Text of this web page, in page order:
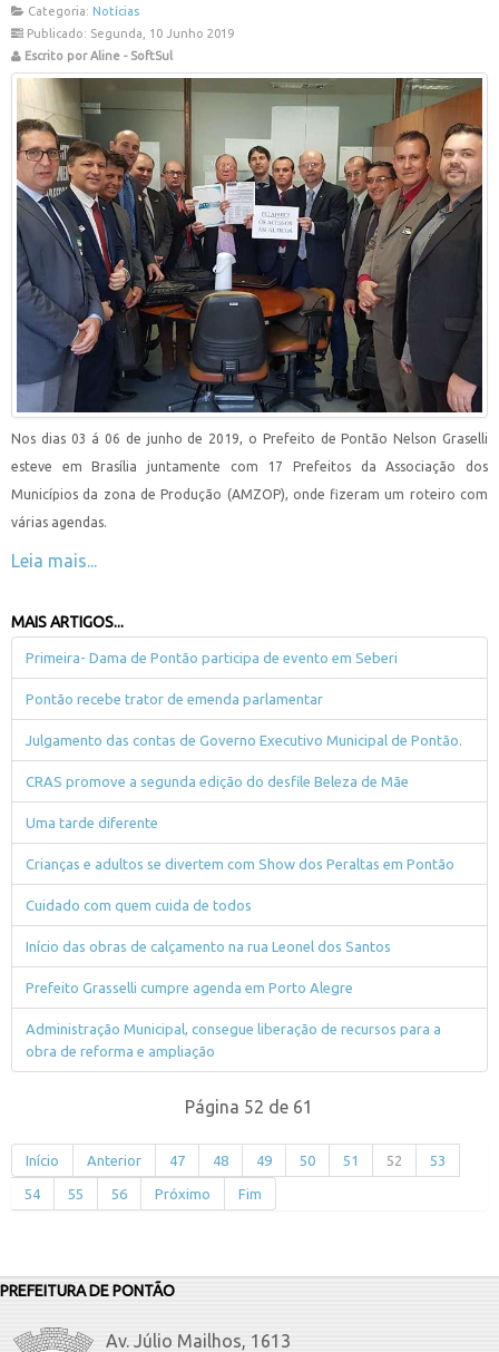
Categoria: Notícias
Publicado: Segunda, 10 Junho 2019
Escrito por Aline - SoftSul
Nos dias 03 á 06 de junho de 2019, o Prefeito de Pontão Nelson Graselli
esteve em Brasília juntamente com 17 Prefeitos da Associação dos
Municípios da zona de Produção (AMZOP), onde fizeram um roteiro com
várias agendas.
Leia mais...
MAIS ARTIGOS...
Primeira- Dama de Pontão participa de evento em Seberi
Pontão recebe trator de emenda parlamentar
Julgamento das contas de Governo Executivo Municipal de Pontão.
CRAS promove a segunda edição do desfile Beleza de Mãe
Uma tarde diferente
Crianças e adultos se divertem com Show dos Peraltas em Pontão
Cuidado com quem cuida de todos
Início das obras de calçamento na rua Leonel dos Santos
Prefeito Grasselli cumpre agenda em Porto Alegre
Administração Municipal, consegue liberação de recursos para a
obra de reforma e ampliação
Página 52 de 61
Início Anterior 47 48 49 50 51 52 53
54 55 56 Próximo Fim
PREFEITURA DE PONTÃO
Av. Júlio Mailhos, 1613